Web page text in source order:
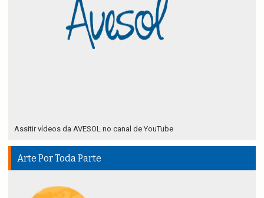
Assitir vídeos da AVESOL no canal de YouTube
Arte Por Toda Parte